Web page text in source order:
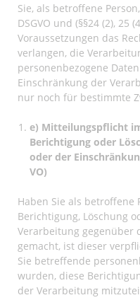
Sie, als betroffene
DSGVO und (§§24 (2), 25
Voraussetzungen das
verlangen, die
personenbezogene
Einschränkung der
nur noch für bestimmte
e) Mitteilungspflicht
Berichtigung oder
oder der
VO)
Haben Sie als betroffene
Berichtigung, Löschung
Verarbeitung gegenüber
gemacht, ist dieser
Sie betreffende
wurden, diese
der Verarbeitung